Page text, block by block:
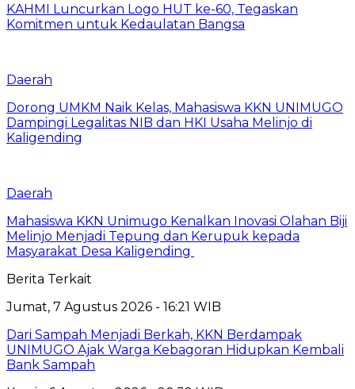
KAHMI Luncurkan Logo HUT ke-60, Tegaskan
Komitmen untuk Kedaulatan Bangsa
Daerah
Dorong UMKM Naik Kelas, Mahasiswa KKN UNIMUGO
Dampingi Legalitas NIB dan HKI Usaha Melinjo di
Kaligending
Daerah
Mahasiswa KKN Unimugo Kenalkan Inovasi Olahan Biji
Melinjo Menjadi Tepung dan Kerupuk kepada
Masyarakat Desa Kaligending
Berita Terkait
Jumat, 7 Agustus 2026 - 16:21 WIB
Dari Sampah Menjadi Berkah, KKN Berdampak
UNIMUGO Ajak Warga Kebagoran Hidupkan Kembali
Bank Sampah